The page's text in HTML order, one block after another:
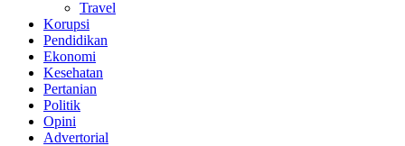
Travel
Korupsi
Pendidikan
Ekonomi
Kesehatan
Pertanian
Politik
Opini
Advertorial